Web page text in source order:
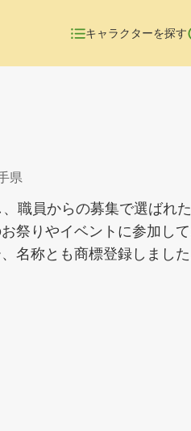
キャラクターを探す
県
職員からの募集で選ばれ
祭りやイベントに参加し
名称とも商標登録しました